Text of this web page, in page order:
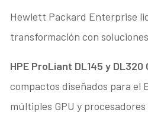
Hewlett Packard Enterprise
transformación con
HPE ProLiant DL145 y DL320
compactos diseñados para el
múltiples GPU y